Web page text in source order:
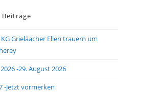
Beiträge
Grieläächer Ellen trauern um
-29. August 2026
-Jetzt vormerken